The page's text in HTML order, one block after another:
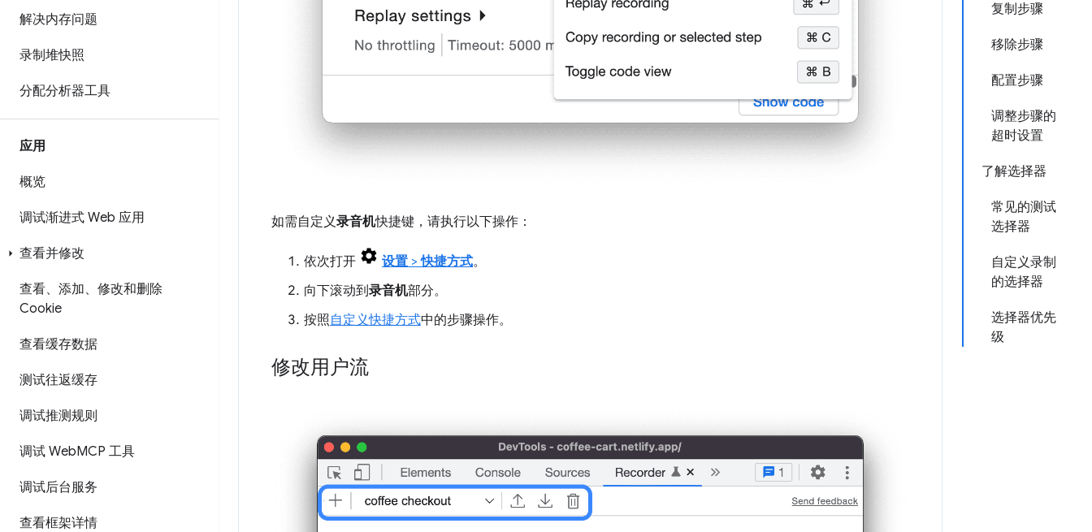
解决内存问题
录制堆快照
分配分析器工具
应用
概览
调试渐进式 Web 应用
查看并修改
查看、添加、修改和删除
Cookie
查看缓存数据
测试往返缓存
调试推测规则
调试 WebMCP 工具
调试后台服务
查看框架详情
复制步骤
移除步骤
配置步骤
调整步骤的
超时设置
了解选择器
常见的测试
选择器
自定义录制
的选择器
选择器优先
级
如需自定义录音机快捷键，请执行以下操作：
依次打开 设置 >快捷方式。
向下滚动到录音机部分。
按照自定义快捷方式中的步骤操作。
修改用户流